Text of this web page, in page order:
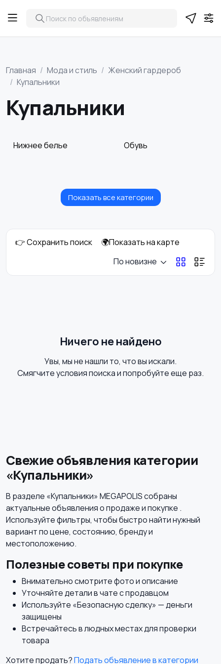
Главная Мода и стиль
Женский гардероб
Купальники
Купальники
Нижнее белье Обувь
Пиджаки и костюмы Платья и юбки
Спортивная одежда
Другое Купальники
Будущим мамам
Головные уборы
Комбинезоны
Показать все категории
👉 Сохранить поиск
🌍Показать на карте
По новизне
Ничего не найдено
Увы, мы не нашли то, что вы искали.
Смягчите условия поиска и попробуйте еще раз.
Свежие объявления категории
«Купальники»
В разделе «Купальники» MEGAPOLIS собраны
актуальные объявления о продаже и покупке .
Используйте фильтры, чтобы быстро найти нужный
вариант по цене, состоянию, бренду и
местоположению.
Полезные советы при покупке
Внимательно смотрите фото и описание
Уточняйте детали в чате с продавцом
Используйте «Безопасную сделку» — деньги
защищены
Встречайтесь в людных местах для проверки
товара
Хотите продать?Подать объявление в категории